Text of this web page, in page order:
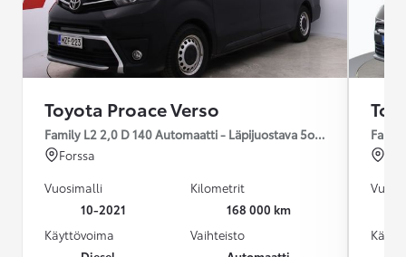
Toyota Proace Verso
Family L2 2,0 D 140 Automaatti - Läpijuostava 5ov 8hlö / ALV-
Forssa
Vuosimalli
10-2021
Kilometrit
168 000 km
Käyttövoima
Vaihteisto